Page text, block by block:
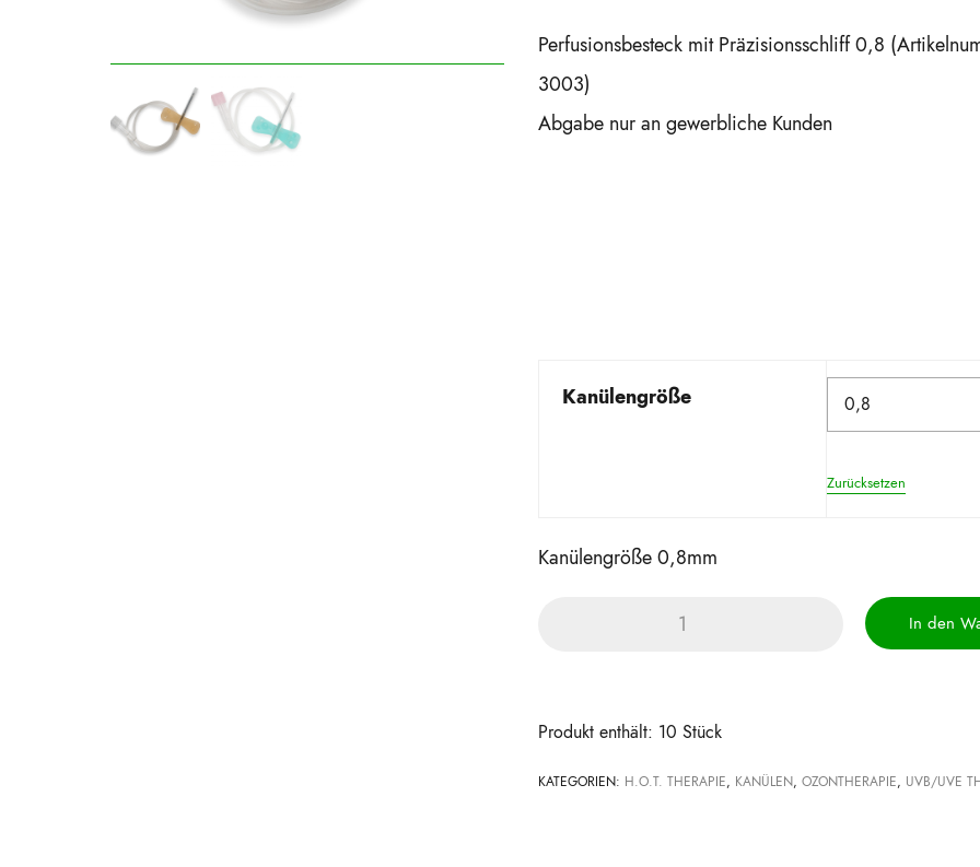
Perfusionsbesteck mit Präzisionsschliff 0,8
3003)
Abgabe nur an gewerbliche Kunden
Kanülengröße
Zurücksetzen
Kanülengröße 0,8mm
Perfusionsbesteck
In den
Produkt enthält: 10 Stück
KATEGORIEN: H.O.T. THERAPIE, KANÜLEN, OZONTHERAPIE, UVB/UVE